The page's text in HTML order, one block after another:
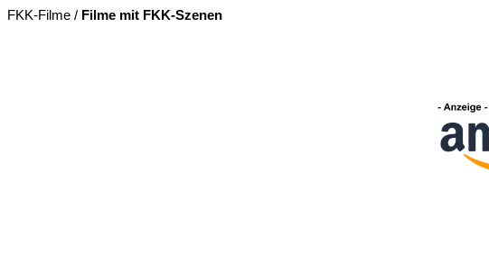
FKK-Filme / Filme mit FKK-Szenen